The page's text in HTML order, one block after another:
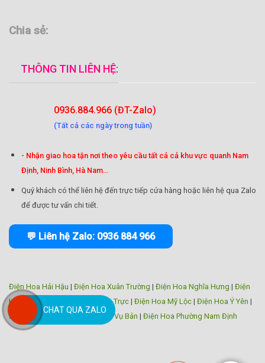
Chia sẻ:
THÔNG TIN LIÊN HỆ:
0936.884.966 (ĐT-Zalo)
(Tất cả các ngày trong tuần)
- Nhận giao hoa tận nơi theo yêu cầu tất cả cả khu vực quanh Nam
Định, Ninh Bình, Hà Nam...
Quý khách có thể liên hệ đến trực tiếp cửa hàng hoặc liên hệ qua Zalo
để được tư vấn chi tiết.
💬 Liên hệ Zalo: 0936 884 966
Điện Hoa Hải Hậu | Điện Hoa Xuân Trường | Điện Hoa Nghĩa Hưng | Điện
Hoa Trực Ninh
Điện Hoa Nam Trực | Điện Hoa Mỹ Lộc | Điện Hoa Ý Yên |
Điện Hoa Giao Thủy
Điện Hoa Vụ Bản | Điện Hoa Phường Nam Định
CHAT QUA ZALO